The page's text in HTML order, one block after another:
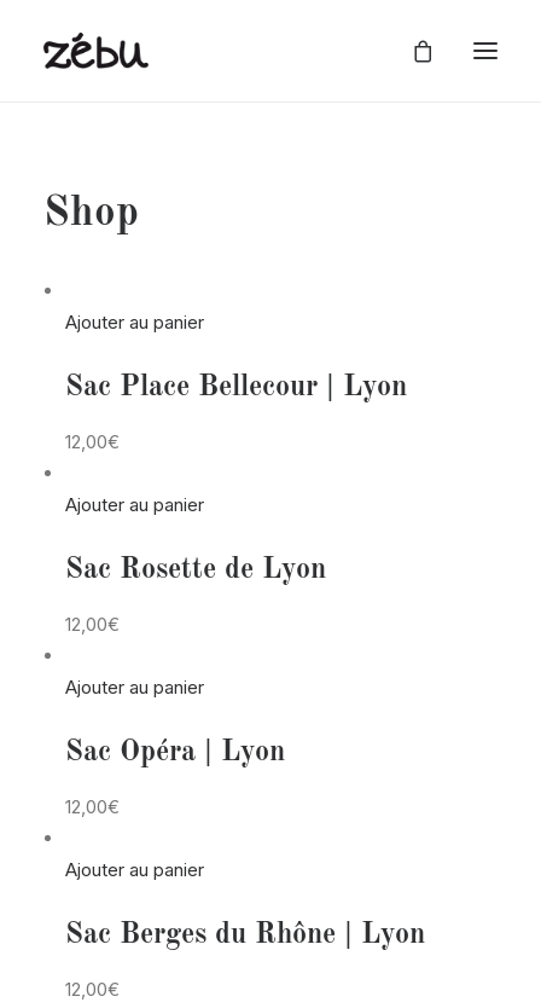
Shop
Ajouter au panier
Sac Place Bellecour | Lyon
12,00€
Ajouter au panier
Sac Rosette de Lyon
12,00€
Ajouter au panier
Sac Opéra | Lyon
12,00€
Ajouter au panier
Sac Berges du Rhône | Lyon
12,00€